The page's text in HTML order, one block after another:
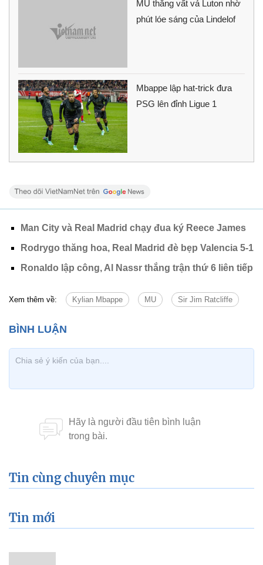
MU thắng vất vả Luton nhờ
phút lóe sáng của Lindelof
Mbappe lập hat-trick đưa
PSG lên đỉnh Ligue 1
Man City và Real Madrid chạy đua ký Reece James
Rodrygo thăng hoa, Real Madrid đè bẹp Valencia 5-1
Ronaldo lập công, Al Nassr thắng trận thứ 6 liên tiếp
Xem thêm về: Kylian Mbappe MU Sir Jim Ratcliffe
Tin cùng chuyên mục
Tin mới